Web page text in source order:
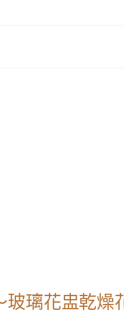
玻璃花盅乾燥